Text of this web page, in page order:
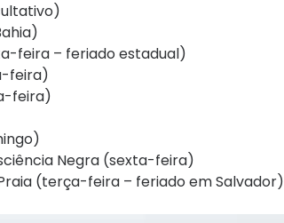
feira – feriado estadual)
feira)
feira)
Negra (sexta-feira)
(terça-feira – feriado em Salvador)